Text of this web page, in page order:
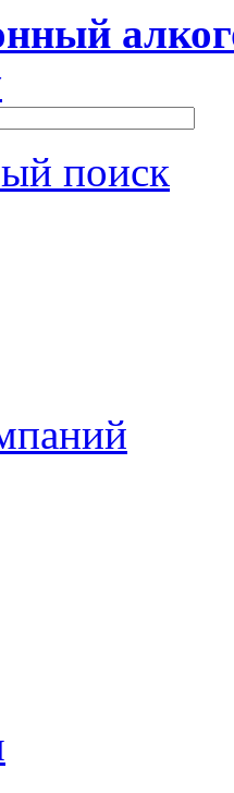
поиск